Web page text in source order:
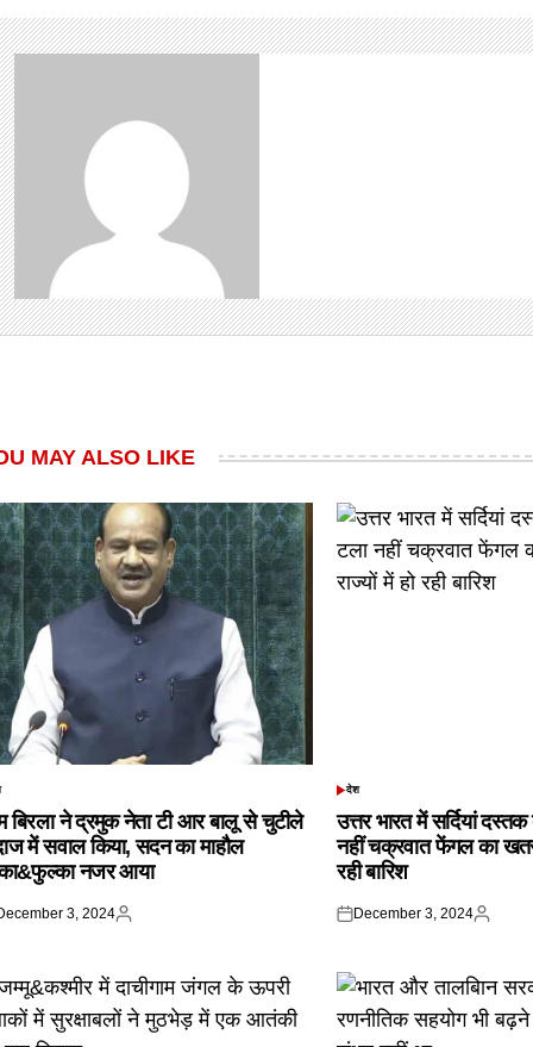
MAY ALSO LIKE
बिरला ने द्रमुक नेता टी आर बालू से चुटीले
में सवाल किया, सदन का माहौल
नजर आया
3, 2024
Posted
POSTED
देश
उत्तर भारत में सर्दियां
नहीं चक्रवात फेंगल का
रही बारिश
Posted
December 3, 2024
Posted